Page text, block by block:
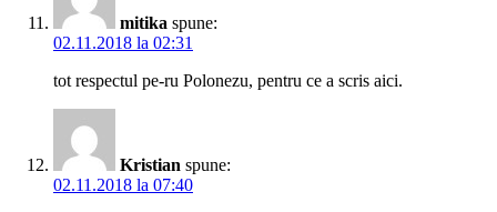
mitika spune:
02.11.2018 la 02:31
tot respectul pe-ru Polonezu, pentru ce a scris aici.
Kristian spune:
02.11.2018 la 07:40